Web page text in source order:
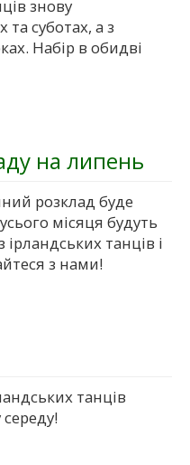
знову
суботах, а з
Набір в обидві
на липень
розклад буде
місяця будуть
танців і
з нами!
танців
середу!